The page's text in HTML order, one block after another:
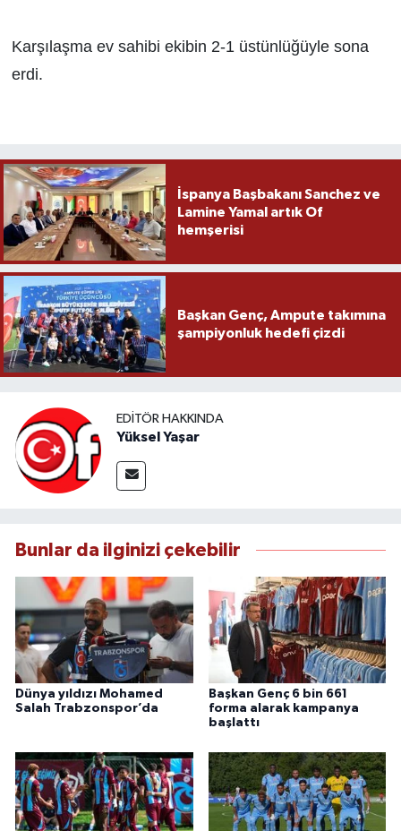
Karşılaşma ev sahibi ekibin 2-1 üstünlüğüyle sona
erdi.
İspanya Başbakanı Sanchez ve
Lamine Yamal artık Of
hemşerisi
Başkan Genç, Ampute takımına
şampiyonluk hedefi çizdi
EDITÖR HAKKINDA
Yüksel Yaşar
Bunlar da ilginizi çekebilir
Dünya yıldızı Mohamed
Salah Trabzonspor’da
Başkan Genç 6 bin 661
forma alarak kampanya
başlattı